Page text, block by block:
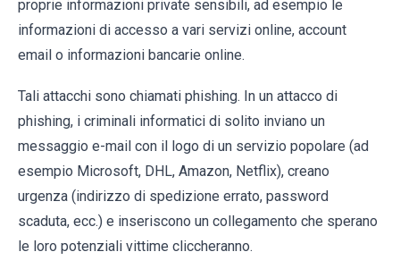
proprie informazioni private sensibili, ad esempio le
informazioni di accesso a vari servizi online, account
email o informazioni bancarie online.
Tali attacchi sono chiamati phishing. In un attacco di
phishing, i criminali informatici di solito inviano un
messaggio e-mail con il logo di un servizio popolare (ad
esempio Microsoft, DHL, Amazon, Netflix), creano
urgenza (indirizzo di spedizione errato, password
scaduta, ecc.) e inseriscono un collegamento che sperano
le loro potenziali vittime cliccheranno.